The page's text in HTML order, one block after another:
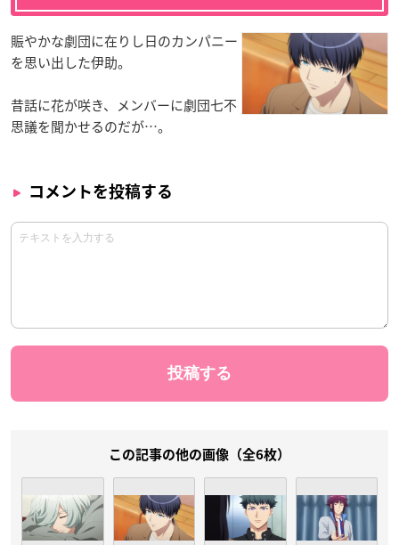
賑やかな劇団に在りし日のカンパニー
を思い出した伊助。
昔話に花が咲き、メンバーに劇団七不
思議を聞かせるのだが…。
コメントを投稿する
この記事の他の画像（全6枚）